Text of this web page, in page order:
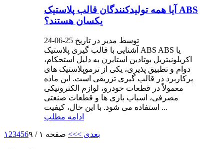
آیا همه تولیدکنندگان قالب پلاستیک ABS
یکسان هستند؟
توسط مدیر در تاریخ 25-06-24
آشنایی با قالب گیری پلاستیک ABS ABS یا
اکریلونیتریل بوتادین استایرن به دلیل استحکام،
دوام و تطبیق پذیری، یکی از ترموپلاستیک های
پرکاربرد در قالب گیری تزریقی است. این ماده
معمولاً در قطعات خودرو، لوازم الکترونیکی
مصرفی، اسباب بازی ها و قطعات صنعتی
استفاده می شود. با این حال، کیفیت ...
ادامه مطلب
۱ 23456 بعدی >>> صفحه ۱ / ۹